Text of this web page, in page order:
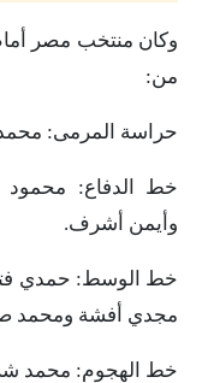
وكان منتخب مصر
من:
حراسة المرمى:
خط الدفاع: محمود
وأيمن أشرف.
خط الوسط: حمدي
مجدي أفشة ومحمد
خط الهجوم: محمد